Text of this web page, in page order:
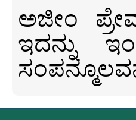
ಅಜೀಂ
ಇದನ್ನು